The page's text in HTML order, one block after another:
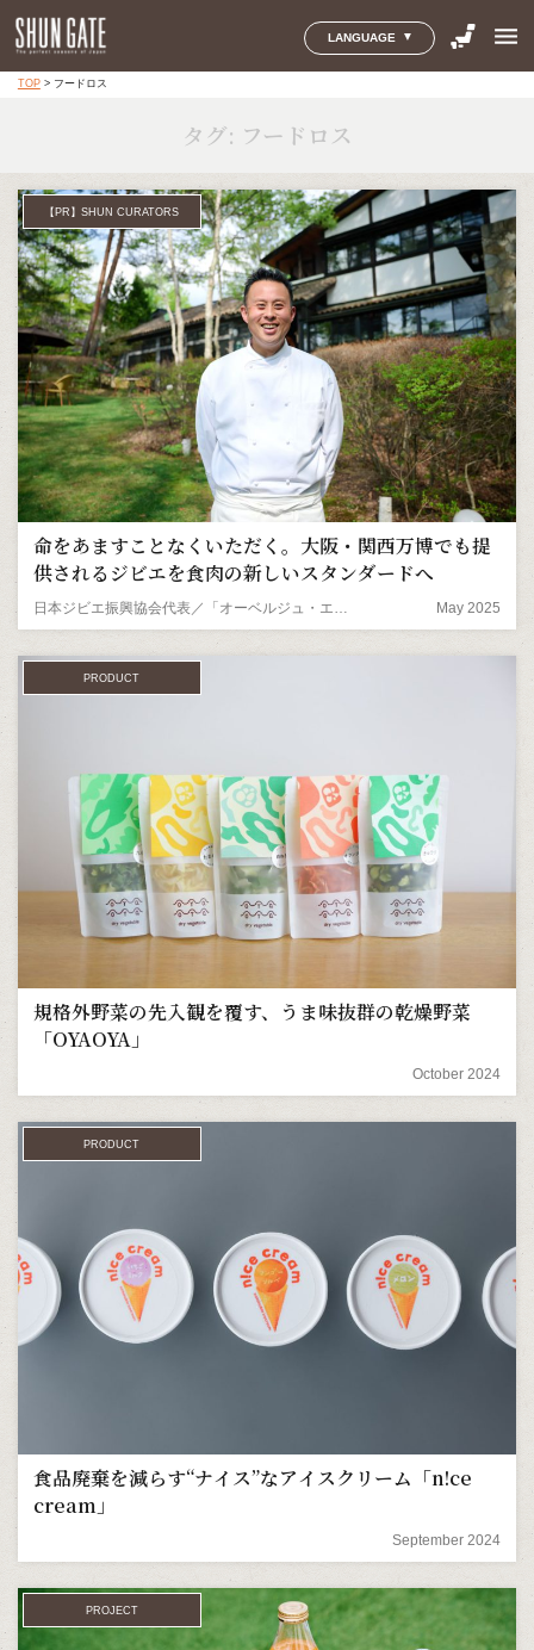
LANGUAGE menu
TOP> フードロス
タグ: フードロス
【PR】SHUN CURATORS
命をあますことなくいただく。大阪・関西万博でも提
供されるジビエを食肉の新しいスタンダードへ
May 2025
PRODUCT
規格外野菜の先入観を覆す、うま味抜群の乾燥野菜
「OYAOYA」
October 2024
PRODUCT
食品廃棄を減らす“ナイス”なアイスクリーム「n!ce
cream」
September 2024
PROJECT